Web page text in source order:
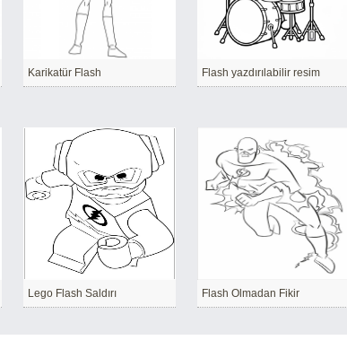
Karikatür Flash Flash yazdırılabilir resim
Lego Flash Saldırı Flash Olmadan Fikir